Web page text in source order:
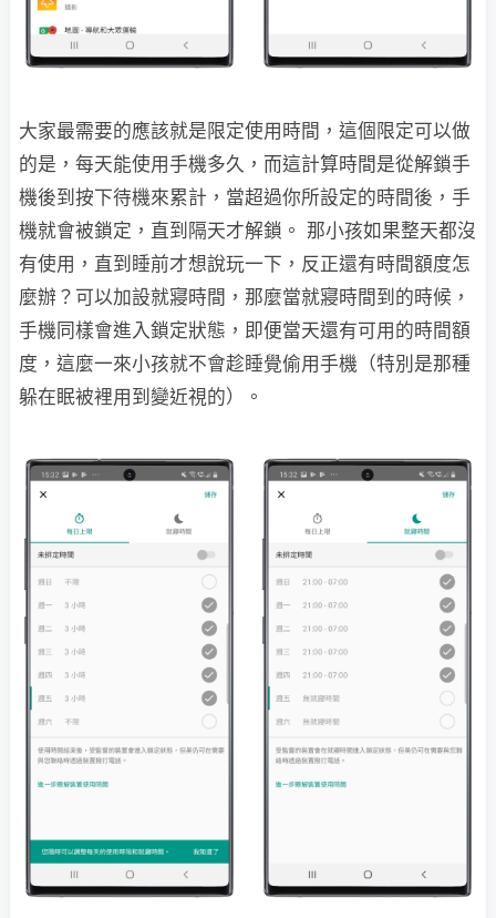
大家最需要的應該就是限定使用時間，這個限定可以做
的是，每天能使用手機多久，而這計算時間是從解鎖手
機後到按下待機來累計，當超過你所設定的時間後，手
機就會被鎖定，直到隔天才解鎖。 那小孩如果整天都沒
有使用，直到睡前才想說玩一下，反正還有時間額度怎
麼辦？可以加設就寢時間，那麼當就寢時間到的時候，
手機同樣會進入鎖定狀態，即便當天還有可用的時間額
度，這麼一來小孩就不會趁睡覺偷用手機（特別是那種
躲在眠被裡用到變近視的）。